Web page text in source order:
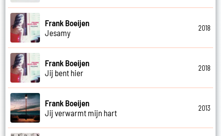
Frank Boeijen
Jesamy
2018
Frank Boeijen
Jij bent hier
2018
Frank Boeijen
Jij verwarmt mijn hart
2013